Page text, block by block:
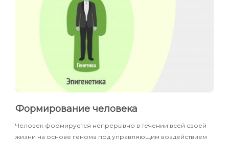
Формирование человека
Человек формируется непрерывно в течении всей своей
жизни на основе генома под управляющим воздействием